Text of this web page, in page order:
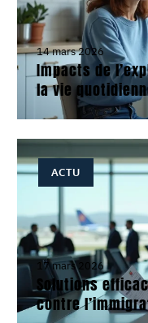
14 mars 2026
Impacts de
la vie
ACTU
17 mars 2026
Solutions
contre